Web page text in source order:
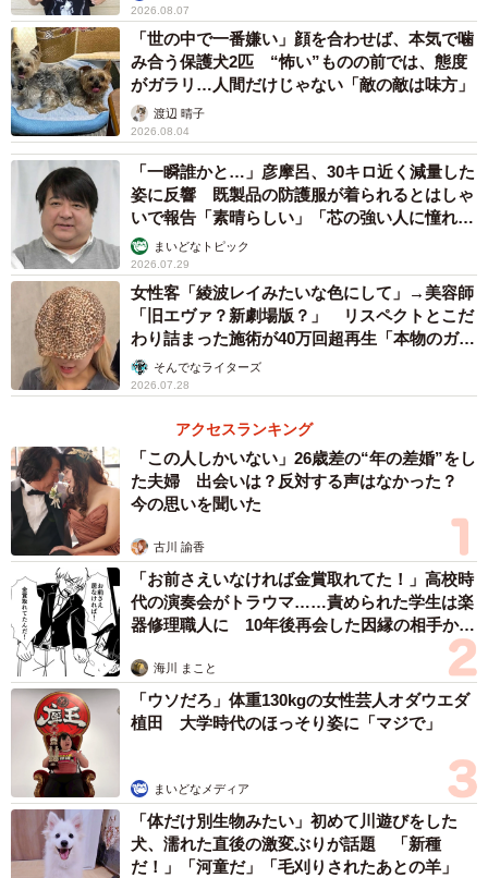
2026.08.07
「世の中で一番嫌い」顔を合わせば、本気で噛
み合う保護犬2匹 “怖い”ものの前では、態度
がガラリ…人間だけじゃない「敵の敵は味方」
渡辺 晴子
2026.08.04
「一瞬誰かと…」彦摩呂、30キロ近く減量した
姿に反響 既製品の防護服が着られるとはしゃ
いで報告「素晴らしい」「芯の強い人に憧れま
す」まいどなトピック
2026.07.29
女性客「綾波レイみたいな色にして」→美容師
「旧エヴァ？新劇場版？」 リスペクトとこだ
わり詰まった施術が40万回超再生「本物のガチ
勢」そんでなライターズ
2026.07.28
アクセスランキング
「この人しかいない」26歳差の“年の差婚”をし
た夫婦 出会いは？反対する声はなかった？
今の思いを聞いた
古川 諭香
「お前さえいなければ金賞取れてた！」高校時
代の演奏会がトラウマ……責められた学生は楽
器修理職人に 10年後再会した因縁の相手から
海川 まこと
「ウソだろ」体重130kgの女性芸人オダウエダ
植田 大学時代のほっそり姿に「マジで」
まいどなメディア
「体だけ別生物みたい」初めて川遊びをした
犬、濡れた直後の激変ぶりが話題 「新種
だ！」「河童だ」「毛刈りされたあとの羊」